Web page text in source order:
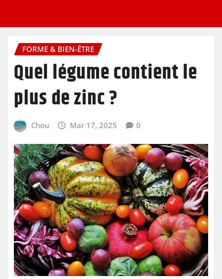
FORME & BIEN-ÊTRE
Quel légume contient le
plus de zinc ?
Chou Mar 17, 2025 0